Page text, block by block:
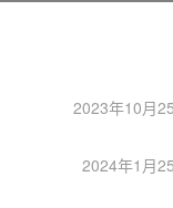
2023年10月
2024年1月